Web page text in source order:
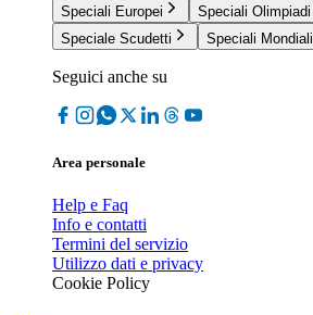
Speciali Europei
Speciali Olimpiadi
Speciale Scudetti
Speciali Mondiali
Seguici anche su
Area personale
Help e Faq
Info e contatti
Termini del servizio
Utilizzo dati e privacy
Cookie Policy